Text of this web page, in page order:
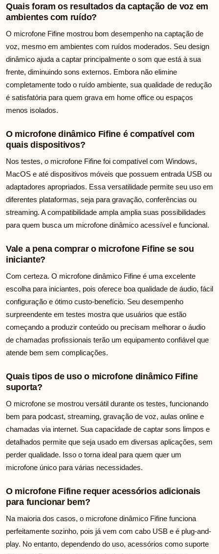
Quais foram os resultados da captação de voz em
ambientes com ruído?
O microfone Fifine mostrou bom desempenho na captação de
voz, mesmo em ambientes com ruídos moderados. Seu design
dinâmico ajuda a captar principalmente o som que está à sua
frente, diminuindo sons externos. Embora não elimine
completamente todo o ruído ambiente, sua qualidade de redução
é satisfatória para quem grava em home office ou espaços
menos isolados.
O microfone dinâmico Fifine é compatível com
quais dispositivos?
Nos testes, o microfone Fifine foi compatível com Windows,
MacOS e até dispositivos móveis que possuem entrada USB ou
adaptadores apropriados. Essa versatilidade permite seu uso em
diferentes plataformas, seja para gravação, conferências ou
streaming. A compatibilidade ampla amplia suas possibilidades
para quem busca um microfone dinâmico acessível e funcional.
Vale a pena comprar o microfone Fifine se sou
iniciante?
Com certeza. O microfone dinâmico Fifine é uma excelente
escolha para iniciantes, pois oferece boa qualidade de áudio, fácil
configuração e ótimo custo-benefício. Seu desempenho
surpreendente em testes mostra que usuários que estão
começando a produzir conteúdo ou precisam melhorar o áudio
de chamadas profissionais terão um equipamento confiável que
atende bem sem complicações.
Quais tipos de uso o microfone dinâmico Fifine
suporta?
O microfone se mostrou versátil durante os testes, funcionando
bem para podcast, streaming, gravação de voz, aulas online e
chamadas via internet. Sua capacidade de captar sons limpos e
detalhados permite que seja usado em diversas aplicações, sem
perder qualidade. Isso o torna ideal para quem quer um
microfone único para várias necessidades.
O microfone Fifine requer acessórios adicionais
para funcionar bem?
Na maioria dos casos, o microfone dinâmico Fifine funciona
perfeitamente sozinho, pois já vem com cabo USB e é plug-and-
play. No entanto, dependendo do uso, acessórios como suporte